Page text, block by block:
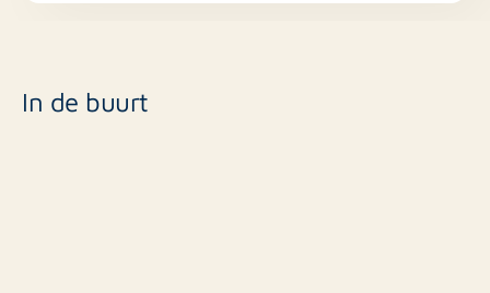
In de buurt